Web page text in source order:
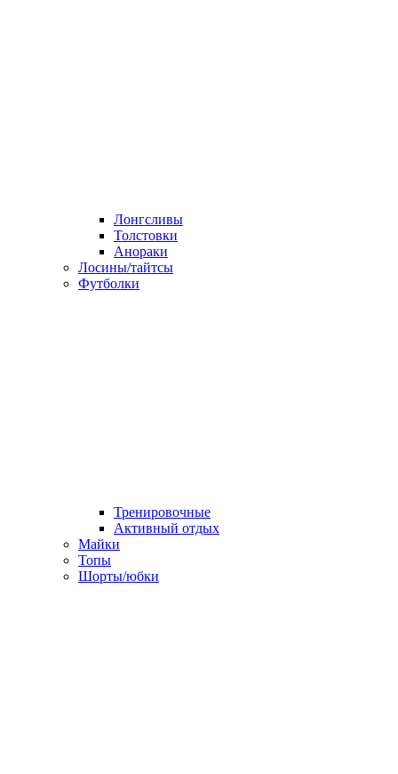
Лонгсливы
Толстовки
Анораки
Лосины/тайтсы
Футболки
Тренировочные
Активный отдых
Майки
Топы
Шорты/юбки